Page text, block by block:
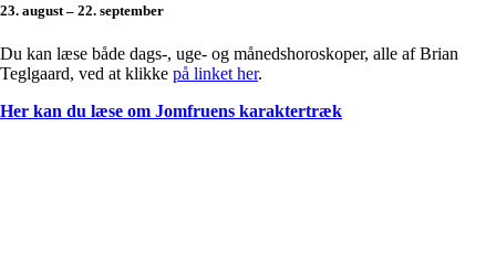
23. august – 22. september
Du kan læse både dags-, uge- og månedshoroskoper, alle af Brian
Teglgaard, ved at klikke på linket her.
Her kan du læse om Jomfruens karaktertræk